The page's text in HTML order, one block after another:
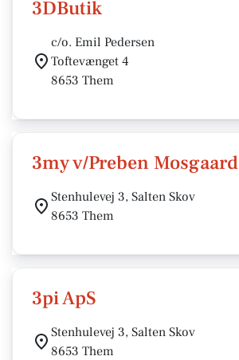
3DButik
c/o. Emil Pedersen
Toftevænget 4
8653 Them
3my v/Preben Mosgaard
Stenhulevej 3, Salten Skov
8653 Them
3pi ApS
Stenhulevej 3, Salten Skov
8653 Them